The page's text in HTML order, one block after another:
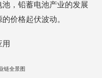
，铅蓄电池产业的发展
价格起伏波动。
链全景图